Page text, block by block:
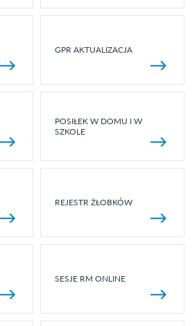
GPR AKTUALIZACJA
POSIŁEK W DOMU I W
SZKOLE
REJESTR ŻŁOBKÓW
SESJE RM ONLINE